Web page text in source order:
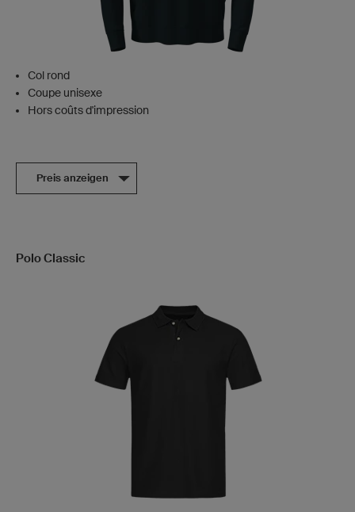
Col rond
Coupe unisexe
Hors coûts d'impression
Preis anzeigen
Polo Classic